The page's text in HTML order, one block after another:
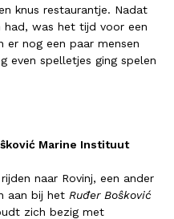
knus restaurantje. Nadat
had, was het tijd voor een
er nog een paar mensen
even spelletjes ging spelen
Marine Instituut
naar Rovinj, een ander
aan bij het Ruđer Boŝković
zich bezig met